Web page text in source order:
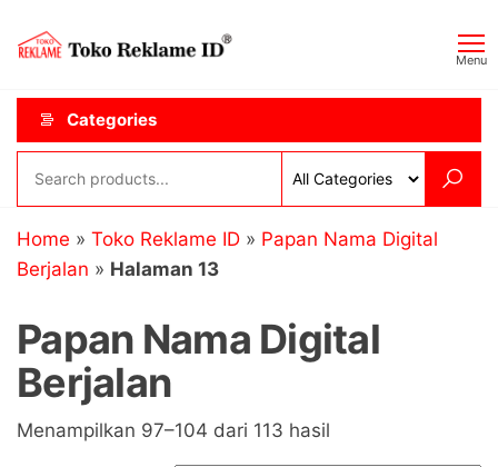
content
ID
Menu
Categories
Home » Toko Reklame ID » Papan Nama Digital
Berjalan » Halaman 13
Papan Nama Digital
Berjalan
Menampilkan 97–104 dari 113 hasil